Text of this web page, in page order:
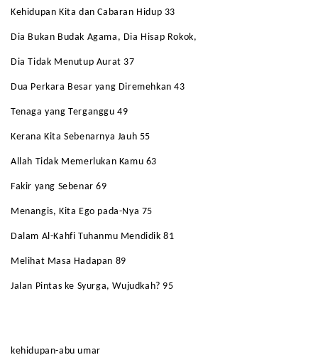
Kehidupan Kita dan Cabaran Hidup 33
Dia Bukan Budak Agama, Dia Hisap Rokok,
Dia Tidak Menutup Aurat 37
Dua Perkara Besar yang Diremehkan 43
Tenaga yang Terganggu 49
Kerana Kita Sebenarnya Jauh 55
Allah Tidak Memerlukan Kamu 63
Fakir yang Sebenar 69
Menangis, Kita Ego pada-Nya 75
Dalam Al-Kahfi Tuhanmu Mendidik 81
Melihat Masa Hadapan 89
Jalan Pintas ke Syurga, Wujudkah? 95
kehidupan-abu umar